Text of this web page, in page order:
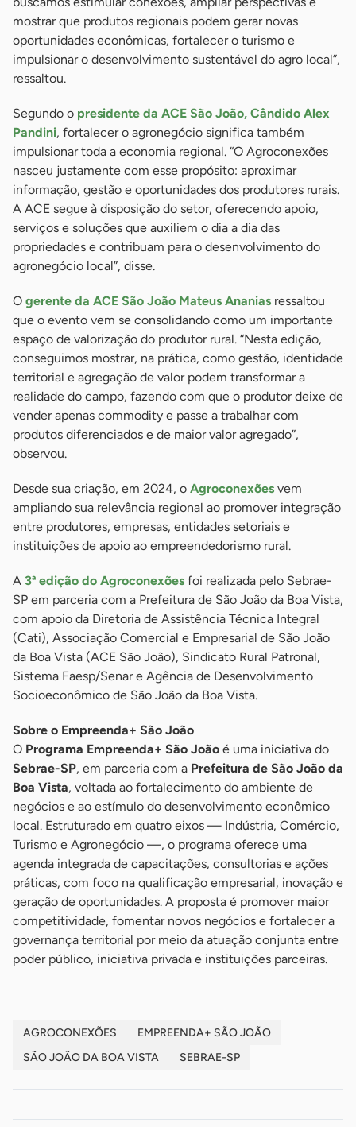
mostrar que produtos regionais podem gerar novas
oportunidades econômicas, fortalecer o turismo e
impulsionar o desenvolvimento sustentável do agro local”,
ressaltou.
Segundo o presidente da ACE São João, Cândido Alex
Pandini, fortalecer o agronegócio significa também
impulsionar toda a economia regional. “O Agroconexões
nasceu justamente com esse propósito: aproximar
informação, gestão e oportunidades dos produtores rurais.
A ACE segue à disposição do setor, oferecendo apoio,
serviços e soluções que auxiliem o dia a dia das
propriedades e contribuam para o desenvolvimento do
agronegócio local”, disse.
O gerente da ACE São João Mateus Ananias ressaltou
que o evento vem se consolidando como um importante
espaço de valorização do produtor rural. “Nesta edição,
conseguimos mostrar, na prática, como gestão, identidade
territorial e agregação de valor podem transformar a
realidade do campo, fazendo com que o produtor deixe de
vender apenas commodity e passe a trabalhar com
produtos diferenciados e de maior valor agregado”,
observou.
Desde sua criação, em 2024, o Agroconexões vem
ampliando sua relevância regional ao promover integração
entre produtores, empresas, entidades setoriais e
instituições de apoio ao empreendedorismo rural.
A 3ª edição do Agroconexões foi realizada pelo Sebrae-
SP em parceria com a Prefeitura de São João da Boa Vista,
com apoio da Diretoria de Assistência Técnica Integral
(Cati), Associação Comercial e Empresarial de São João
da Boa Vista (ACE São João), Sindicato Rural Patronal,
Sistema Faesp/Senar e Agência de Desenvolvimento
Socioeconômico de São João da Boa Vista.
Sobre o Empreenda+ São João
O Programa Empreenda+ São João é uma iniciativa do
Sebrae-SP, em parceria com a Prefeitura de São João da
Boa Vista, voltada ao fortalecimento do ambiente de
negócios e ao estímulo do desenvolvimento econômico
local. Estruturado em quatro eixos — Indústria, Comércio,
Turismo e Agronegócio —, o programa oferece uma
agenda integrada de capacitações, consultorias e ações
práticas, com foco na qualificação empresarial, inovação e
geração de oportunidades. A proposta é promover maior
competitividade, fomentar novos negócios e fortalecer a
governança territorial por meio da atuação conjunta entre
poder público, iniciativa privada e instituições parceiras.
AGROCONEXÕES
EMPREENDA+ SÃO JOÃO
SÃO JOÃO DA BOA VISTA
SEBRAE-SP